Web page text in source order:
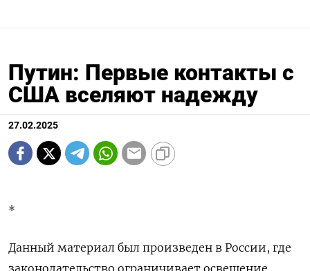
Путин: Первые контакты с
США вселяют надежду
27.02.2025
*
Данный материал был произведен в России, где